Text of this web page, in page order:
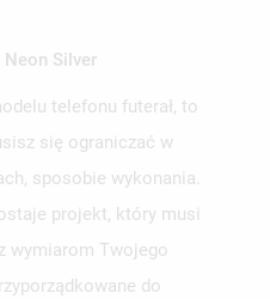
Silver
telefonu futerał, to
się ograniczać w
sposobie wykonania.
projekt, który musi
wymiarom Twojego
do
UTWÓRZ NOWĄ LISTĘ
ZAPISAĆ PRODUKTY NA